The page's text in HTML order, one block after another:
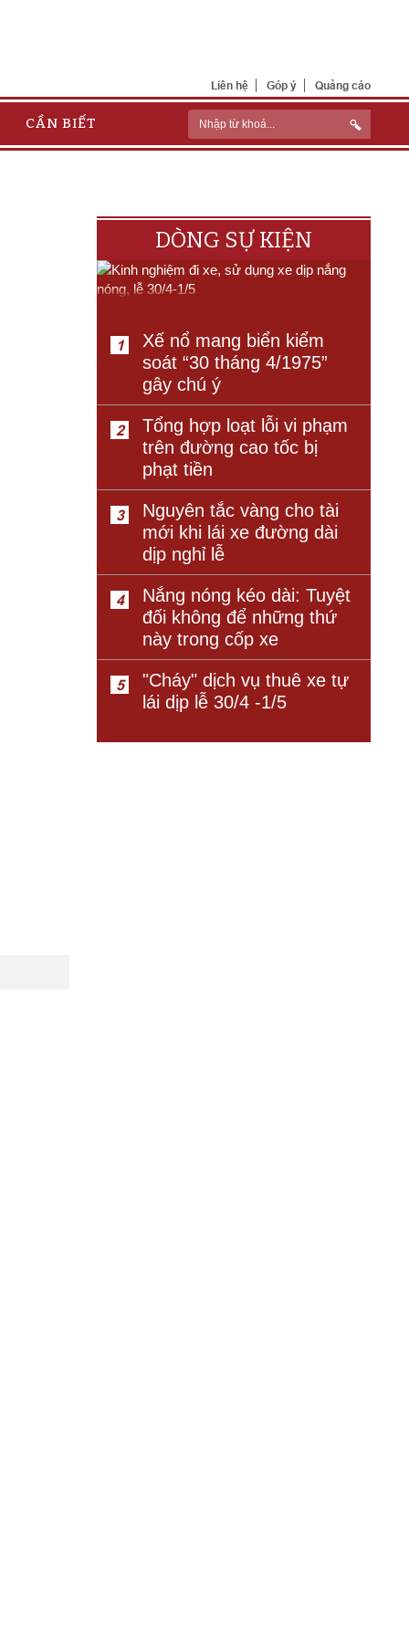
Liên hệ Góp ý Quảng cáo
CẦN BIẾT
DÒNG SỰ KIỆN
1
Xế nổ mang biển kiểm
soát “30 tháng 4/1975”
gây chú ý
2
Tổng hợp loạt lỗi vi phạm
trên đường cao tốc bị
phạt tiền
3
Nguyên tắc vàng cho tài
mới khi lái xe đường dài
dịp nghỉ lễ
4
Nắng nóng kéo dài: Tuyệt
đối không để những thứ
này trong cốp xe
5
"Cháy" dịch vụ thuê xe tự
lái dịp lễ 30/4 -1/5